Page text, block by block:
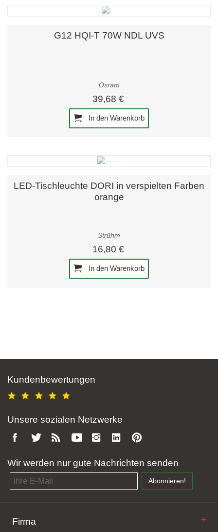
G12 HQI-T 70W NDL UVS
Osram
39,68 €
In den Warenkorb
LED-Tischleuchte DORI in verspielten Farben
orange
Strühm
16,80 €
In den Warenkorb
Kundenbewertungen
Unsere sozialen Netzwerke
Wir werden nur gute Nachrichten senden
Email address
Abonnieren!
Firma